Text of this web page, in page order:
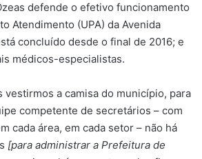
defende o efetivo funcionamento
Atendimento (UPA) da Avenida
concluído desde o final de 2016; e
médicos-especialistas.
vestirmos a camisa do município, para
competente de secretários – com
cada área, em cada setor – não há
[para administrar a Prefeitura de